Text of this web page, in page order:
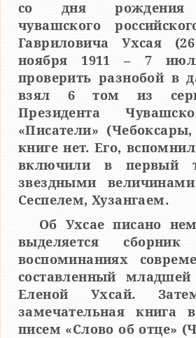
со дня рождения
чувашского российского поэта
Гавриловича Ухсая
ноября 1911 – 7 июля
проверить разнобой в дате рождения и
взял 6 том из
Президента
«Писатели»
книге нет. Его,
включили в первый
звездными величинами — Ивановым,
Сеспелем, Хузангаем.
Об Ухсае писано
выделяется сборник «Я.Г.Ухсай в
воспоминаниях
составленный
Еленой Ухсай.
замечательная книга
писем «Слово об отце»